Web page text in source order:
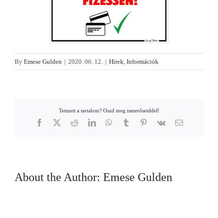
By Emese Gulden | 2020. 06. 12. | Hírek Információk
Tetszett a tartalom? Oszd meg ismerőseiddel!
Facebook
X RedditLinkedInWhatsApp
TumblrPinterest
Vk Email
About the Author: Emese Gulden